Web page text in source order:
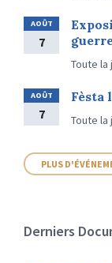
AOÛT
7
Toute la
AOÛT
7
Fèsta
Toute la
PLUS
Derniers